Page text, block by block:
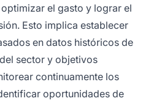
el gasto y lograr el
Esto implica establecer
en datos históricos de
sector y objetivos
continuamente los
oportunidades de